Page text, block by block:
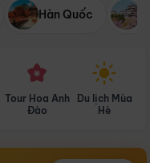
Hàn Quốc
Tour Hoa Anh
Đào
Du lịch Mùa
Hè